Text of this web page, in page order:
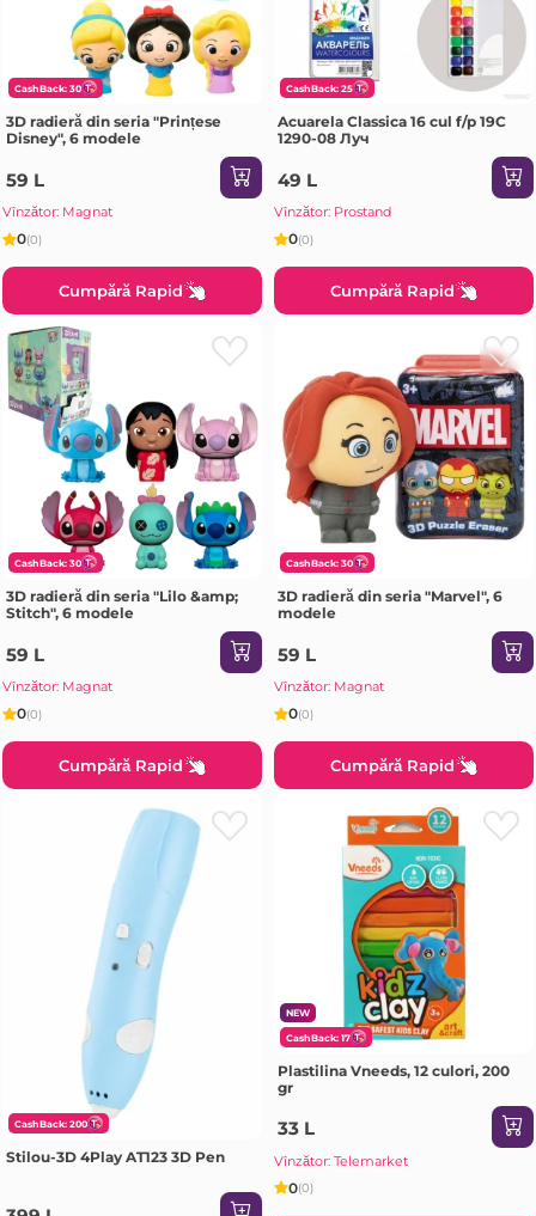
CashBack: 30
3D radieră din seria "Prințese
Disney", 6 modele
59 L
Vînzător: Magnat
0(0)
Cumpără Rapid
CashBack: 25
Acuarela Classica 16 cul f/p 19С
1290-08 Луч
49 L
Vînzător: Prostand
0(0)
Cumpără Rapid
CashBack: 30
3D radieră din seria "Lilo &amp;
Stitch", 6 modele
59 L
Vînzător: Magnat
0(0)
Cumpără Rapid
CashBack: 30
3D radieră din seria "Marvel", 6
modele
59 L
Vînzător: Magnat
0(0)
Cumpără Rapid
CashBack: 200
Stilou-3D 4Play AT123 3D Pen
NEW
CashBack: 17
Plastilina Vneeds, 12 culori, 200
gr
33 L
Vînzător: Telemarket
0(0)